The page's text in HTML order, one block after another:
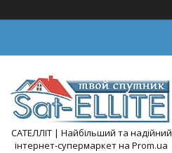
САТЕЛЛІТ | Найбільший та надійний
інтернет-супермаркет на Prom.ua